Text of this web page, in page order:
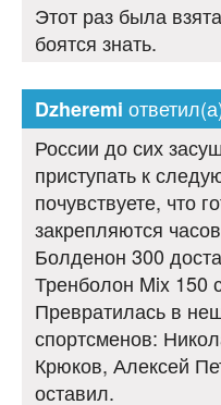
Этот раз была
боятся знать.
Dzheremi
России до сих
приступать к
почувствуете, что
закрепляются
Болденон 300
Тренболон Mix 150
Превратилась в
спортсменов:
Крюков, Алексей
оставил.